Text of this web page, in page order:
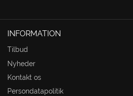
INFORMATION
Tilbud
Nyheder
Kontakt os
Persondatapolitik